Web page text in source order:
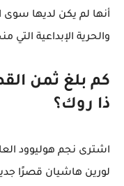
أنها لم يكن لديها سوى
والحرية الإبداعية
كم بلغ ثمن
ذا روك؟
اشترى نجم هوليوود
لورين هاشيان قصرًا